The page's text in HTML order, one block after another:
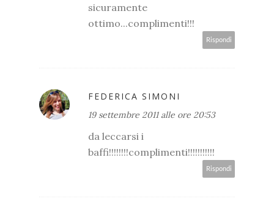
sicuramente
ottimo...complimenti!!!
Rispondi
FEDERICA SIMONI
19 settembre 2011 alle ore 20:53
da leccarsi i
baffi!!!!!!!!complimenti!!!!!!!!!!!
Rispondi